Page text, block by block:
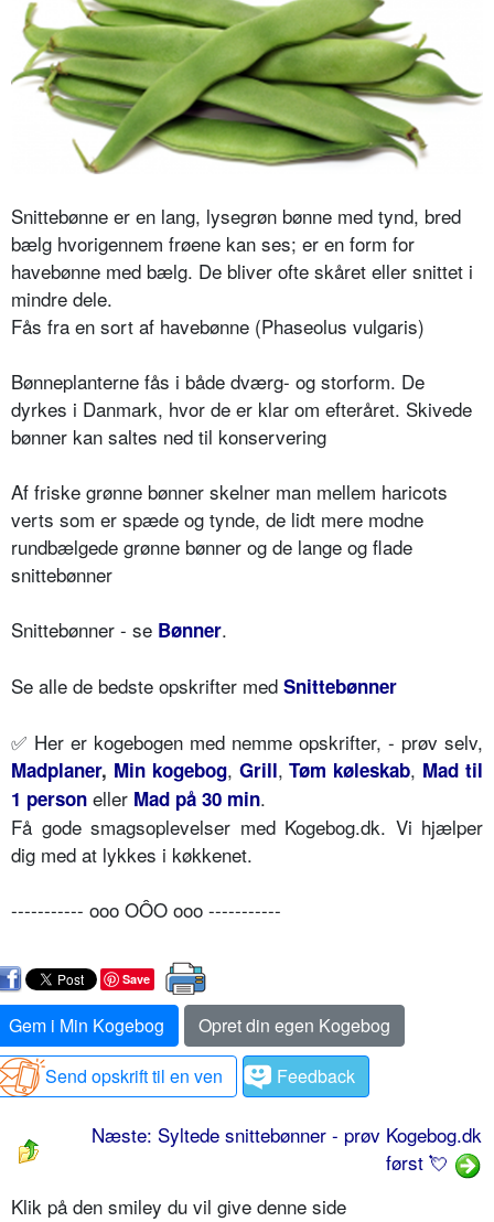
Snittebønne er en lang, lysegrøn bønne med tynd, bred
bælg hvorigennem frøene kan ses; er en form for
havebønne med bælg. De bliver ofte skåret eller snittet i
mindre dele.
Fås fra en sort af havebønne (Phaseolus vulgaris)
Bønneplanterne fås i både dværg- og storform. De
dyrkes i Danmark, hvor de er klar om efteråret. Skivede
bønner kan saltes ned til konservering
Af friske grønne bønner skelner man mellem haricots
verts som er spæde og tynde, de lidt mere modne
rundbælgede grønne bønner og de lange og flade
snittebønner
Snittebønner - se Bønner.
Se alle de bedste opskrifter med Snittebønner
✅ Her er kogebogen med nemme opskrifter, - prøv selv,
Madplaner, Min kogebog, Grill,Tøm køleskab, Mad til
1 person eller Mad på 30 min.
Få gode smagsoplevelser med Kogebog.dk. Vi hjælper
dig med at lykkes i køkkenet.
----------- ooo OÔO ooo -----------
Save
Gem i Min Kogebog
Opret din egen Kogebog
Send opskrift til en ven
Feedback
Næste: Syltede snittebønner - prøv Kogebog.dk
først 💘
Klik på den smiley du vil give denne side